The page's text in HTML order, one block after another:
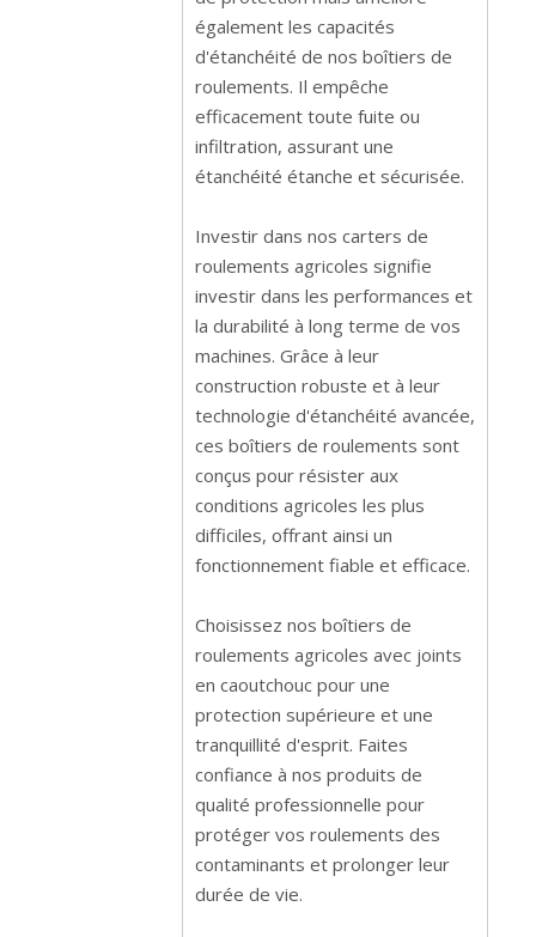
également les capacités
d'étanchéité de nos boîtiers de
roulements. Il empêche
efficacement toute fuite ou
infiltration, assurant une
étanchéité étanche et sécurisée.
Investir dans nos carters de
roulements agricoles signifie
investir dans les performances et
la durabilité à long terme de vos
machines. Grâce à leur
construction robuste et à leur
technologie d'étanchéité avancée,
ces boîtiers de roulements sont
conçus pour résister aux
conditions agricoles les plus
difficiles, offrant ainsi un
fonctionnement fiable et efficace.
Choisissez nos boîtiers de
roulements agricoles avec joints
en caoutchouc pour une
protection supérieure et une
tranquillité d'esprit. Faites
confiance à nos produits de
qualité professionnelle pour
protéger vos roulements des
contaminants et prolonger leur
durée de vie.